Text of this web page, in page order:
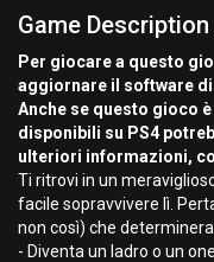
Game
Per giocare a questo
aggiornare il software
Anche se questo gioco
disponibili su PS4
ulteriori informazioni,
Ti ritrovi in un
facile sopravvivere lì.
non così) che
- Diventa un ladro o un